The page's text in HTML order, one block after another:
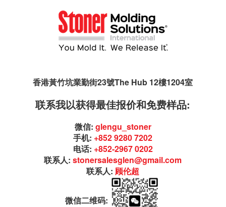
香港黃竹坑業勤街23號The Hub 12樓1204室
联系我以获得最佳报价和免费样品:
微信: glengu_stoner
手机: +852 9280 7202
电话: +852-2967 0202
联系人:stonersalesglen@gmail.com
联系人: 顾伦超
微信二维码: